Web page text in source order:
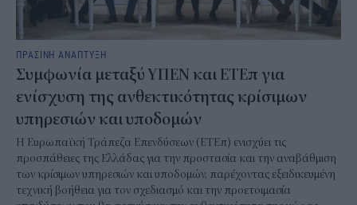
ΠΡΑΣΙΝΗ ΑΝΑΠΤΥΞΗ
Συμφωνία μεταξύ ΥΠΕΝ και ΕΤΕπ για
ενίσχυση της ανθεκτικότητας κρίσιμων
υπηρεσιών και υποδομών
Η Ευρωπαϊκή Τράπεζα Επενδύσεων (ΕΤΕπ) ενισχύει τις
προσπάθειες της Ελλάδας για την προστασία και την αναβάθμιση
των κρίσιμων υπηρεσιών και υποδομών, παρέχοντας εξειδικευμένη
τεχνική βοήθεια για τον σχεδιασμό και την προετοιμασία